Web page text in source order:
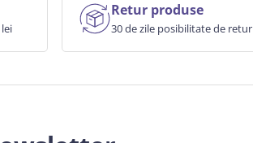
Retur produse
30 de zile posibilitate de retur